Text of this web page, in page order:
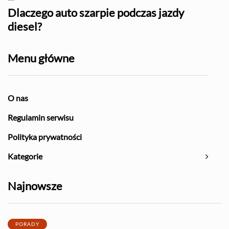
Dlaczego auto szarpie podczas jazdy
diesel?
Menu główne
O nas
Regulamin serwisu
Polityka prywatności
Kategorie
Najnowsze
PORADY